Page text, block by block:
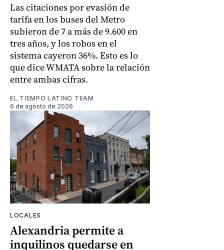
Las citaciones por evasión de
tarifa en los buses del Metro
subieron de 7 a más de 9.600 en
tres años, y los robos en el
sistema cayeron 36%. Esto es lo
que dice WMATA sobre la relación
entre ambas cifras.
EL TIEMPO LATINO TEAM
6 de agosto de 2026
LOCALES
Alexandria permite a
inquilinos quedarse en